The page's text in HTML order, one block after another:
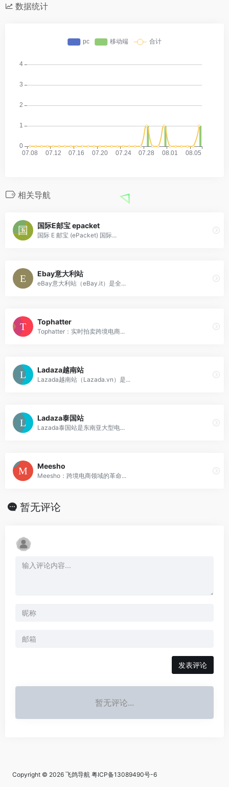
数据统计
相关导航
国际E邮宝 epacket
国际 E 邮宝 (ePacket) 国际...
Ebay意大利站
eBay意大利站（eBay.it）是全...
Tophatter
Tophatter：实时拍卖跨境电商...
Ladaza越南站
Lazada越南站（Lazada.vn）是...
Ladaza泰国站
Lazada泰国站是东南亚大型电...
Meesho
Meesho：跨境电商领域的革命...
暂无评论
发表评论
暂无评论...
Copyright © 2026 飞鸽导航 粤ICP备13089490号-6